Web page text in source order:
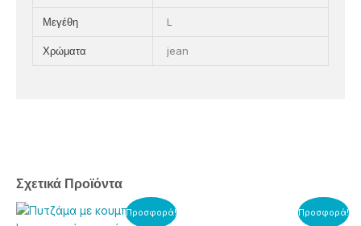
Σχετικά Προϊόντα
Προσφορά!
Original
Η
Αυτό
Προσφορά!
Μεγέθη L
Χρώματα jean